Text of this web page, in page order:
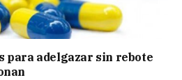
para adelgazar sin rebote